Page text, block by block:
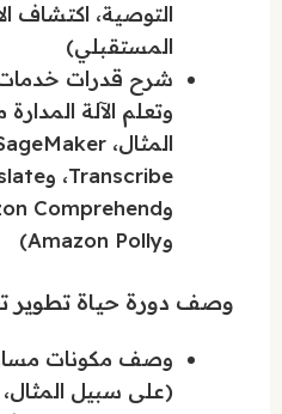
التوصية، اكتشاف
المستقبلي)
شرح قدرات خدمات
وAmazon Polly)
وصف دورة حياة تطوير
(على سبيل المثال،